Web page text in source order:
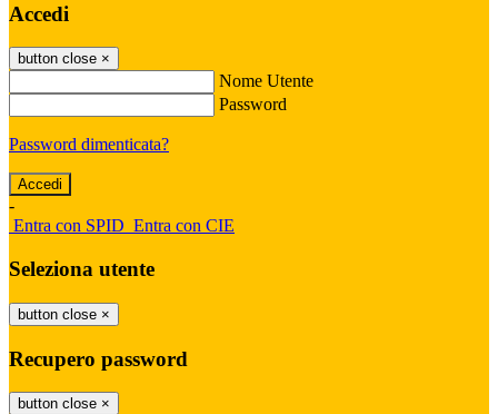
Accedi
button close ×
Nome Utente
Password
Password dimenticata?
-
Entra con SPID Entra con CIE
Seleziona utente
button close ×
Recupero password
button close ×